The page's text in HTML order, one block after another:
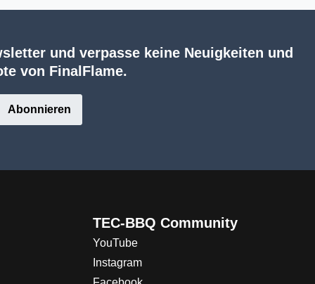
und verpasse keine Neuigkeiten und
von FinalFlame.
Abonnieren
TEC-BBQ Community
YouTube
Instagram